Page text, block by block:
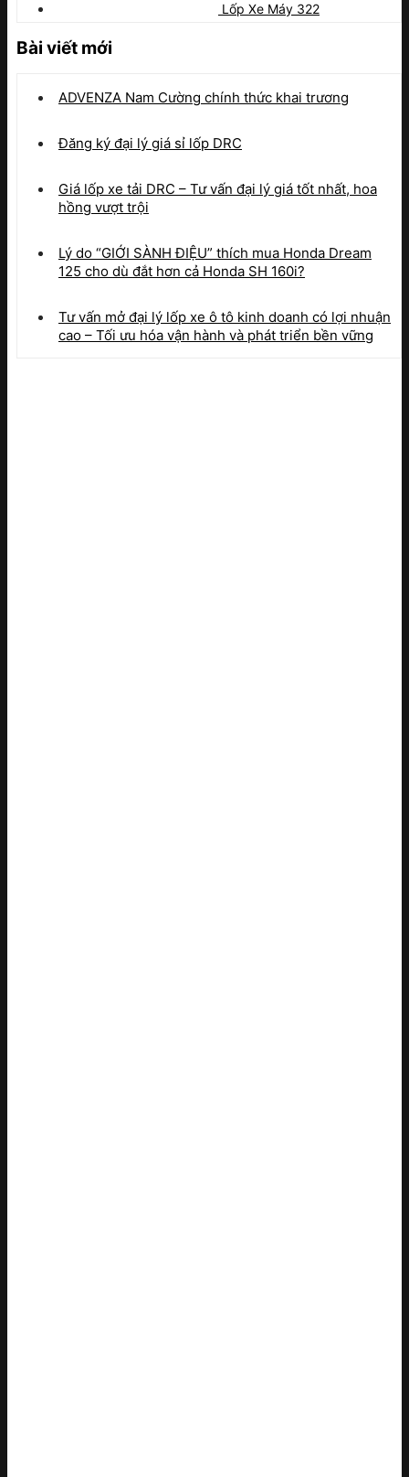
Lốp Xe Máy 322
Bài viết mới
ADVENZA Nam Cường chính thức khai trương
Đăng ký đại lý giá sỉ lốp DRC
Giá lốp xe tải DRC – Tư vấn đại lý giá tốt nhất, hoa
hồng vượt trội
Lý do “GIỚI SÀNH ĐIỆU” thích mua Honda Dream
125 cho dù đắt hơn cả Honda SH 160i?
Tư vấn mở đại lý lốp xe ô tô kinh doanh có lợi nhuận
cao – Tối ưu hóa vận hành và phát triển bền vững